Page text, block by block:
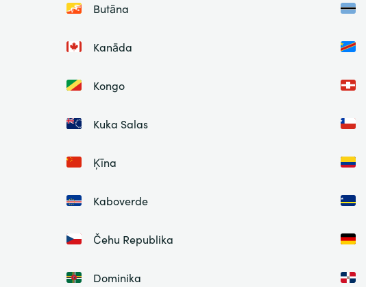
Butāna
Kanāda
Kongo
Kuka Salas
Ķīna
Kaboverde
Čehu Republika
Dominika